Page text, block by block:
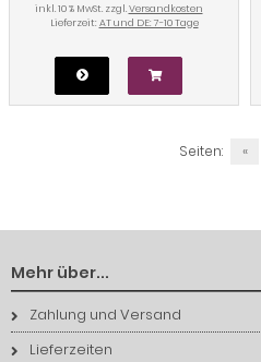
inkl. 10 % MwSt. zzgl.Versandkosten
Lieferzeit: AT und DE: 7-10 Tage
Seiten: «
Mehr über...
Zahlung und Versand
Lieferzeiten